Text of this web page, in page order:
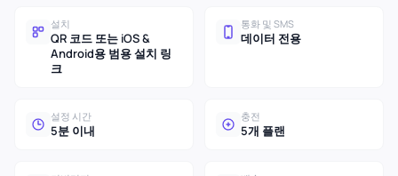
설치
QR 코드 또는 iOS &
Android용 범용 설치 링
크
통화 및 SMS
데이터 전용
설정 시간
5분 이내
충전
5개 플랜